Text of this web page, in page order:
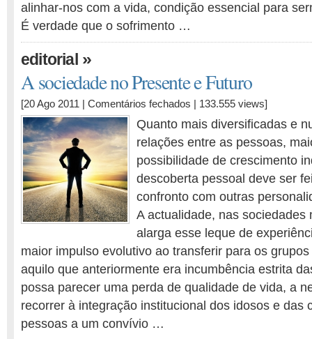
alinhar-nos com a vida, condição essencial para
É verdade que o sofrimento …
editorial»
A sociedade no Presente e Futuro
[20 Ago 2011 | Comentários fechados em
sociedade
no
Presente
e
| 133.555 views]
Quanto mais diversificadas e
relações entre as pessoas,
possibilidade de crescimento
descoberta pessoal deve ser
confronto com outras
A actualidade, nas sociedades
alarga esse leque de
maior impulso evolutivo ao transferir para os
aquilo que anteriormente era incumbência estrita
possa parecer uma perda de qualidade de vida, a
recorrer à integração institucional dos idosos e das
pessoas a um convívio …